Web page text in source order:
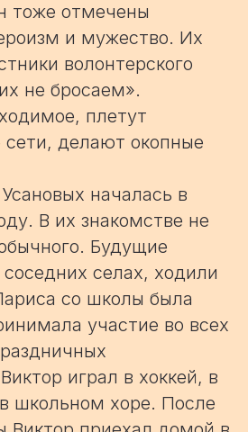
тоже отмечены
и мужество. Их
волонтерского
не бросаем».
плетут
делают окопные
началась в
В их знакомстве не
Будущие
селах, ходили
со школы была
участие во всех
играл в хоккей, в
школьном хоре. После